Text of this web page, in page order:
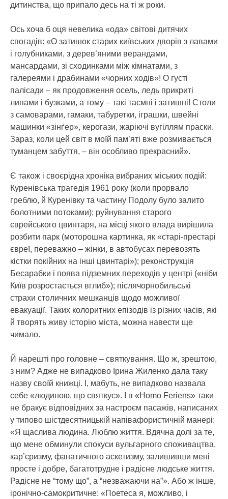
дитинства, що припало десь на ті ж роки.
Ось хоча б оця невелика «ода» світові дитячих
спогадів: «О затишок старих київських дворів з лавами
і голубниками, з дерев’яними верандами,
мансардами, зі сходинками між кімнатами, з
галереями і драбинами «чорних ходів»! О густі
палісади – як продовження осель, ледь прикриті
липами і бузками, а тому – такі таємні і затишні! Столи
з самоварами, гамаки, табуретки, іграшки, швейні
машинки «зінґер», керогази, жаріючі вугіллям праски.
Зараз, коли цей світ в моїй пам’яті вже розмивається
туманцем забуття, – він особливо прекрасний».
Є також і своєрідна хроніка вибраних міських подій:
Куренівська трагедія 1961 року (коли прорвало
греблю, й Куренівку та частину Подолу було залито
болотними потоками); руйнування старого
єврейського цвинтаря, на місці якого влада вирішила
розбити парк (моторошна картинка, як «старі-престарі
євреї, переважно – жінки, в автобусах перевозять
кістки покійних на інші цвинтарі»); реконструкція
Бесарабки і поява підземних переходів у центрі («ніби
Київ розростається вглиб»); післячорнобильські
страхи столичних мешканців щодо можливої
евакуації. Таких колоритних епізодів із різних часів, які
й творять живу історію міста, можна навести ще
чимало.
Й нарешті про головне – святкування. Що ж, зрештою,
з ним? Адже не випадково Ірина Жиленко дала таку
назву своїй книжці. І, мабуть, не випадково назвала
себе «людиною, що святкує». І в «Homo Feriens» таки
не бракує відповідних за настроєм пасажів, написаних
у типово шістдесятницькій напівафористичній манері:
«Я щаслива людина. Люблю життя. Вдячна долі за те,
що мене обминули спокуси вульгарного споживацтва,
кар’єризму, фанатичного аскетизму, залишивши мені
просте і добре, багатотрудне і радісне людське життя.
Радісне не “тому що”, а “незважаючи на”». Або ж інше,
іронічно-самокритичне: «Поетеса я, можливо, і